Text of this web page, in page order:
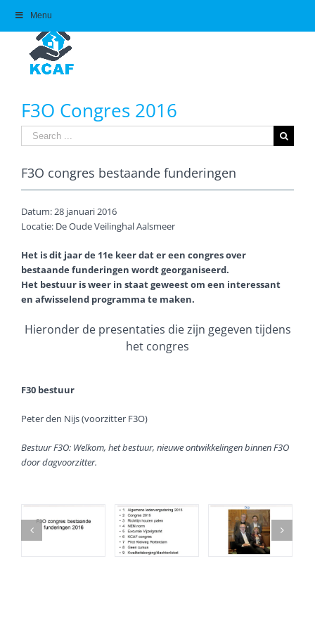
content
F3O Congres 2016
Search
for:
F3O congres bestaande funderingen
Datum: 28 januari 2016
Locatie: De Oude Veilinghal Aalsmeer
Het is dit jaar de 11e keer dat er een congres over
bestaande funderingen wordt georganiseerd.
Het bestuur is weer in staat geweest om een interessant
en afwisselend programma te maken.
Hieronder de presentaties die zijn gegeven tijdens
het congres
F30 bestuur
Peter den Nijs (voorzitter F3O)
Bestuur F3O: Welkom, het bestuur, nieuwe ontwikkelingen binnen F3O
door dagvoorzitter.
Menu